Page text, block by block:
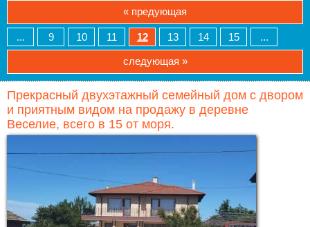
Расширенный поиск
« предующая
... 9 10 11 12 13 14 15 ...
следующая »
Прекрасный двухэтажный семейный дом с двором
и приятным видом на продажу в деревне
Веселие, всего в 15 от моря.